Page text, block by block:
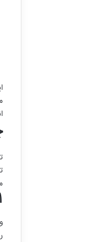
۱. جلوگیری